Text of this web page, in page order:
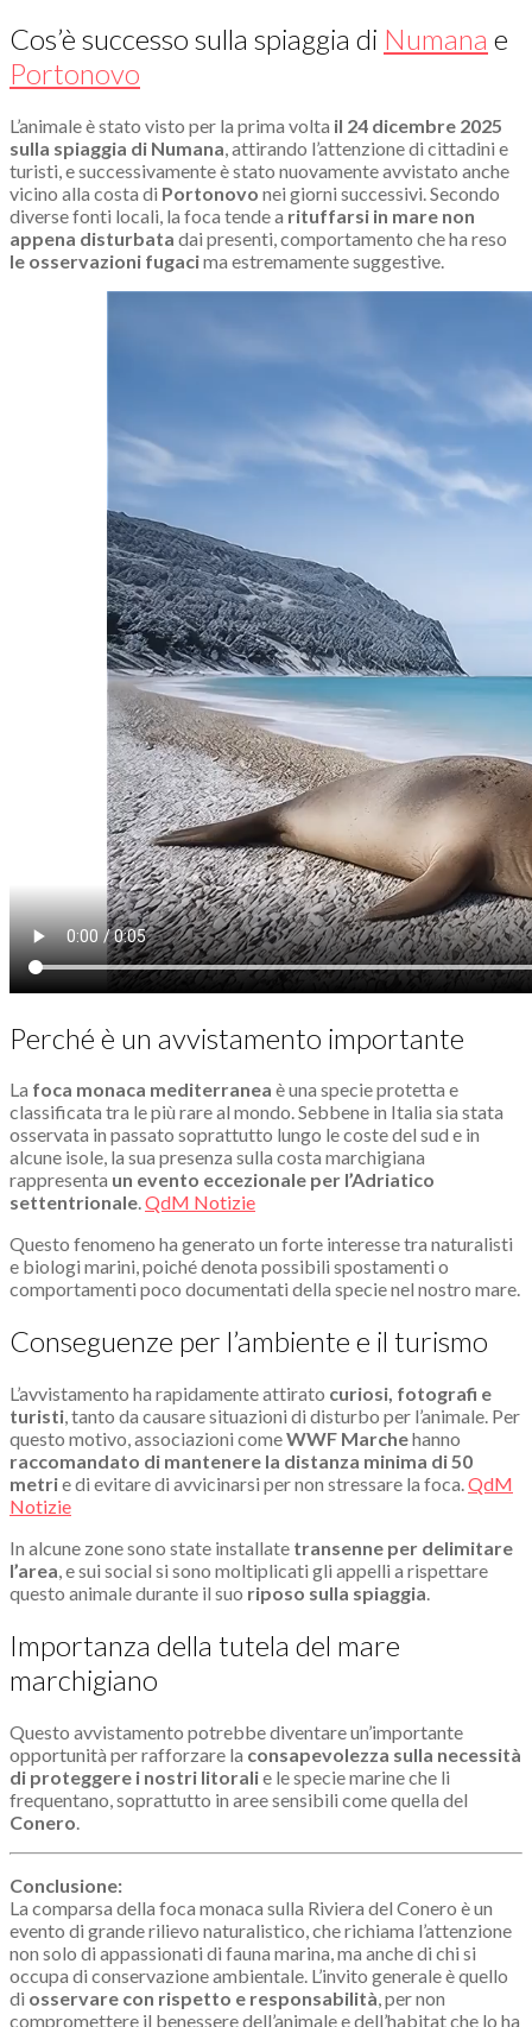
Cos’è successo sulla spiaggia di Numana e
Portonovo
L’animale è stato visto per la prima volta il 24 dicembre 2025
sulla spiaggia di Numana , attirando l’attenzione di cittadini e
turisti, e successivamente è stato nuovamente avvistato anche
vicino alla costa di Portonovo nei giorni successivi. Secondo
diverse fonti locali, la foca tende a rituffarsi in mare non
appena disturbata dai presenti, comportamento che ha reso
le osservazioni fugacima estremamente suggestive.
Perché è un avvistamento importante
La foca monaca mediterranea è una specie protetta e
classificata tra le più rare al mondo. Sebbene in Italia sia stata
osservata in passato soprattutto lungo le coste del sud e in
alcune isole, la sua presenza sulla costa marchigiana
rappresenta un evento eccezionale per l’Adriatico
settentrionale.QdM Notizie
Questo fenomeno ha generato un forte interesse tra naturalisti
e biologi marini, poiché denota possibili spostamenti o
comportamenti poco documentati della specie nel nostro mare.
Conseguenze per l’ambiente e il turismo
L’avvistamento ha rapidamente attirato curiosi, fotografi e
turisti, tanto da causare situazioni di disturbo per l’animale. Per
questo motivo, associazioni comeWWF Marchehanno
raccomandato di mantenere la distanza minima di 50
metrie di evitare di avvicinarsi per non stressare la foca.QdM
Notizie
In alcune zone sono state installate transenne per delimitare
l’area, e sui social si sono moltiplicati gli appelli a rispettare
questo animale durante il suo riposo sulla spiaggia.
Importanza della tutela del mare
marchigiano
Questo avvistamento potrebbe diventare un’importante
opportunità per rafforzare la consapevolezza sulla necessità
di proteggere i nostri litoralie le specie marine che li
frequentano, soprattutto in aree sensibili come quella del
Conero.
Conclusione:
La comparsa della foca monaca sulla Riviera del Conero è un
evento di grande rilievo naturalistico, che richiama l’attenzione
non solo di appassionati di fauna marina, ma anche di chi si
occupa di conservazione ambientale. L’invito generale è quello
di osservare con rispetto e responsabilità, per non
compromettere il benessere dell’animale e dell’habitat che lo ha